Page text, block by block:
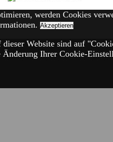
werden Cookies
Akzeptieren
Website sind auf
Änderung Ihrer Cookie-